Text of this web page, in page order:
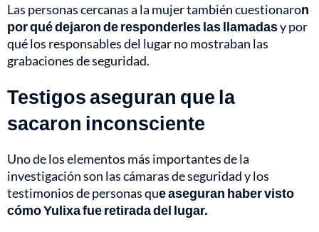
Las personas cercanas a la mujer también cuestionaron
por qué dejaron de responderles las llamadasy por
qué los responsables del lugar no mostraban las
grabaciones de seguridad.
Testigos aseguran que la
sacaron inconsciente
Uno de los elementos más importantes de la
investigación son las cámaras de seguridad y los
testimonios de personas que aseguran haber visto
cómo Yulixa fue retirada del lugar.